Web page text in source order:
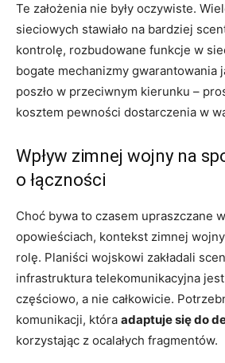
Te założenia nie były oczywiste.
sieciowych stawiało na bardziej
kontrolę, rozbudowane funkcje w
bogate mechanizmy gwarantowania
poszło w przeciwnym kierunku –
kosztem pewności dostarczenia w
Wpływ zimnej wojny na
o łączności
Choć bywa to czasem upraszczane
opowieściach, kontekst zimnej wojny
rolę. Planiści wojskowi zakładali
infrastruktura telekomunikacyjna
częściowo, a nie całkowicie.
komunikacji, która adaptuje się do
korzystając z ocalałych fragmentów.